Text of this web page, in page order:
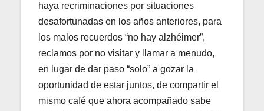
haya recriminaciones por situaciones
desafortunadas en los años anteriores, para
los malos recuerdos “no hay alzhéimer”,
reclamos por no visitar y llamar a menudo,
en lugar de dar paso “solo” a gozar la
oportunidad de estar juntos, de compartir el
mismo café que ahora acompañado sabe